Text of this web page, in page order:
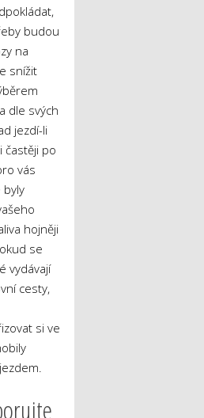
budou
na
snížit
dle svých
jezdí-li
častěji po
vás
byly
hojněji
se
vydávají
cesty,
si ve